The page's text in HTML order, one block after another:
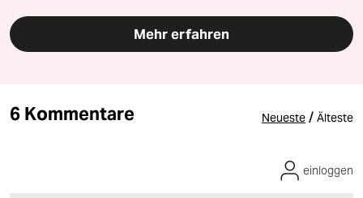
Mehr erfahren
6 Kommentare Neueste / Älteste
einloggen